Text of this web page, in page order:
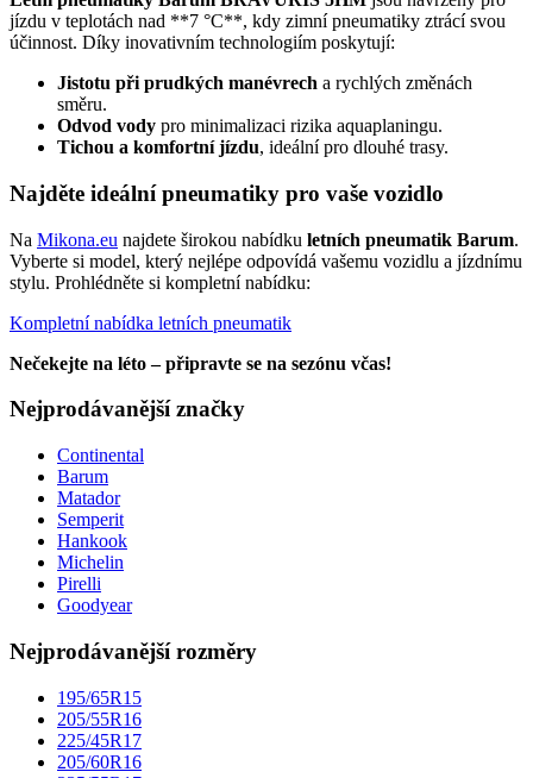
jízdu v teplotách nad **7 °C**, kdy zimní pneumatiky ztrácí svou
účinnost. Díky inovativním technologiím poskytují:
Jistotu při prudkých manévrech a rychlých změnách
směru.
Odvod vody pro minimalizaci rizika aquaplaningu.
Tichou a komfortní jízdu, ideální pro dlouhé trasy.
Najděte ideální pneumatiky pro vaše vozidlo
Na Mikona.eu najdete širokou nabídku letních pneumatik Barum.
Vyberte si model, který nejlépe odpovídá vašemu vozidlu a jízdnímu
stylu. Prohlédněte si kompletní nabídku:
Kompletní nabídka letních pneumatik
Nečekejte na léto – připravte se na sezónu včas!
Nejprodávanější značky
Continental
Barum
Matador
Semperit
Hankook
Michelin
Pirelli
Goodyear
Nejprodávanější rozměry
195/65R15
205/55R16
225/45R17
205/60R16